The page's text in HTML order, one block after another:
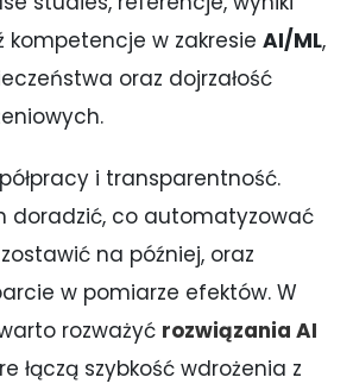
kompetencje w zakresie AI/ML,
oraz dojrzałość
i transparentność.
doradzić, co automatyzować
na później, oraz
w pomiarze efektów. W
rozważyć rozwiązania AI
łączą szybkość wdrożenia z